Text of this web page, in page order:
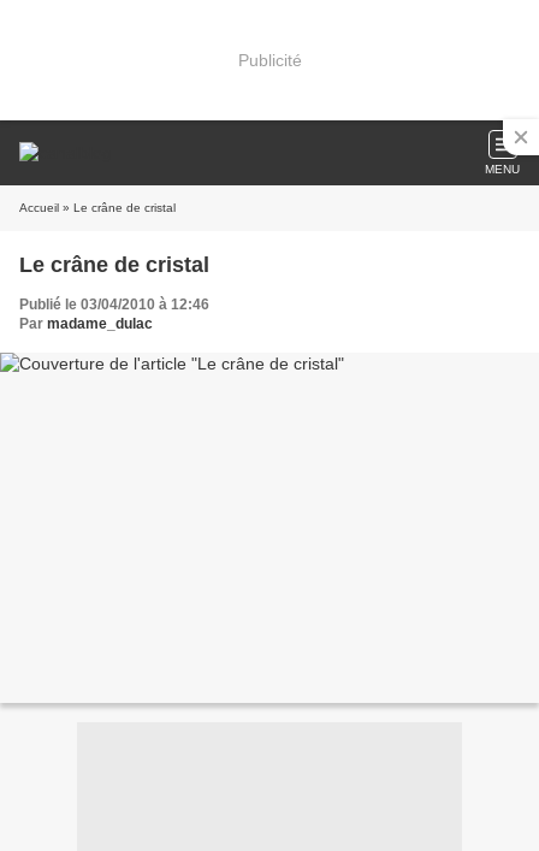
Publicité
MENU
Accueil » Le crâne de cristal
Le crâne de cristal
Publié le 03/04/2010 à 12:46
Par madame_dulac